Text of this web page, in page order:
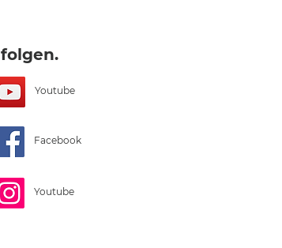
folgen.
Youtube
Facebook
Youtube